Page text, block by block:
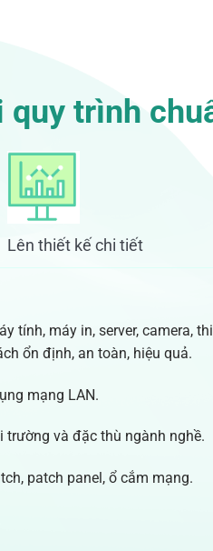
quy trình
Lên thiết kế chi tiết
tính, máy in, server, camera,
ổn định, an toàn, hiệu quả.
mạng LAN.
trường và đặc thù ngành nghề.
patch panel, ổ cắm mạng.